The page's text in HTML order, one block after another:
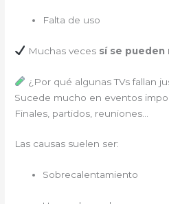
Falta de uso
Muchas veces sí se pueden
¿Por qué algunas TVs fallan
Sucede mucho en eventos
Finales, partidos, reuniones…
Las causas suelen ser:
Sobrecalentamiento